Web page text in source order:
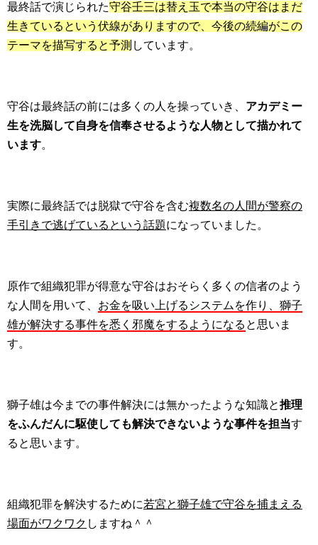
最終話で演じられた守谷壬三は替え玉で本当の守谷はまだ
生きているという伏線がありますので、今後の続編がこの
テーマを描写すると予測 しています。
守谷は最終話の前には多くの人を操っていき、 アカデミー
生を洗脳して自身を信奉させるような人物として描かれて
います。
実際に最終話では脱獄で守谷を含む複数名の人間が警察の
手引きで逃げているという話題になっていました。
原作で組織犯罪が得意な守谷はおそらく多くの信者のよう
な人間を用いて、 お金を吸い上げるシステムを作り、獅子
雄が解決する事件を悉く邪魔をするようになる と思いま
す。
獅子雄は今までの事件解決には無かったような知識と推理
をふんだんに駆使しても解決できないような事件を担当す
ると思います。
組織犯罪を解決するために若宮と獅子雄で守谷を捕まえる
場面がワクワク しますね＾＾